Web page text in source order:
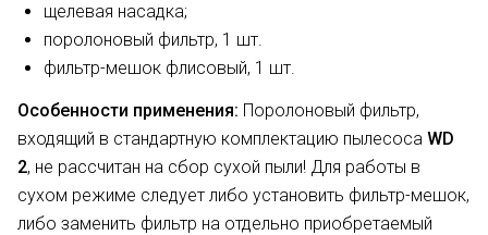
щелевая насадка;
поролоновый фильтр, 1 шт.
фильтр-мешок флисовый, 1 шт.
Особенности применения: Поролоновый фильтр,
входящий в стандартную комплектацию пылесоса WD
2, не рассчитан на сбор сухой пыли! Для работы в
сухом режиме следует либо установить фильтр-мешок,
либо заменить фильтр на отдельно приобретаемый